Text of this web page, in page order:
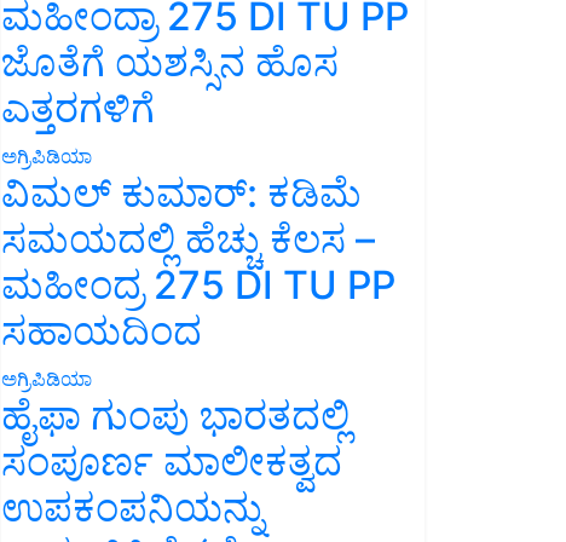
ಮಹೀಂದ್ರಾ 275 DI TU PP
ಜೊತೆಗೆ ಯಶಸ್ಸಿನ ಹೊಸ
ಎತ್ತರಗಳಿಗೆ
ಅಗ್ರಿಪಿಡಿಯಾ
ವಿಮಲ್ ಕುಮಾರ್: ಕಡಿಮೆ
ಸಮಯದಲ್ಲಿ ಹೆಚ್ಚು ಕೆಲಸ –
ಮಹೀಂದ್ರ 275 DI TU PP
ಸಹಾಯದಿಂದ
ಅಗ್ರಿಪಿಡಿಯಾ
ಹೈಫಾ ಗುಂಪು ಭಾರತದಲ್ಲಿ
ಸಂಪೂರ್ಣ ಮಾಲೀಕತ್ವದ
ಉಪಕಂಪನಿಯನ್ನು